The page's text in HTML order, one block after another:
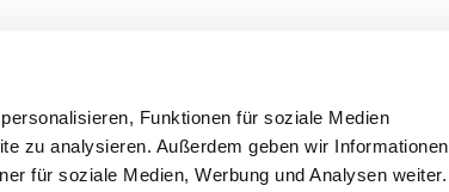
Funktionen für soziale Medien
zu analysieren. Außerdem geben wir Informationen
für soziale Medien, Werbung und Analysen weiter.